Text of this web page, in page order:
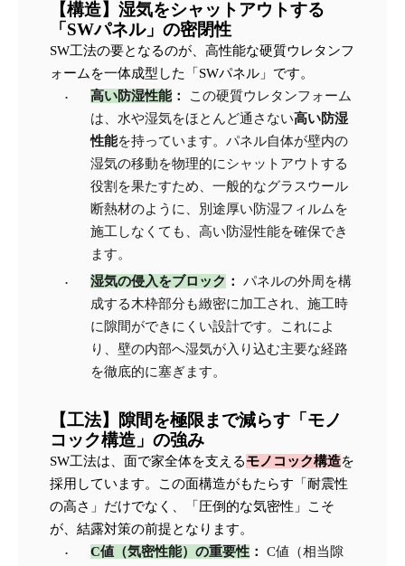
【構造】湿気をシャットアウトする
「SWパネル」の密閉性
SW工法の要となるのが、高性能な硬質ウレタンフ
ォームを一体成型した「SWパネル」です。
高い防湿性能：
この硬質ウレタンフォーム
は、水や湿気をほとんど通さない高い防湿
性能を持っています。パネル自体が壁内の
湿気の移動を物理的にシャットアウトする
役割を果たすため、一般的なグラスウール
断熱材のように、別途厚い防湿フィルムを
施工しなくても、高い防湿性能を確保でき
ます。
湿気の侵入をブロック ：
パネルの外周を構
成する木枠部分も緻密に加工され、施工時
に隙間ができにくい設計です。これによ
り、壁の内部へ湿気が入り込む主要な経路
を徹底的に塞ぎます。
【工法】隙間を極限まで減らす「モノ
コック構造」の強み
SW工法は、面で家全体を支えるモノコック構造を
採用しています。この面構造がもたらす「耐震性
の高さ」だけでなく、「圧倒的な気密性」こそ
が、結露対策の前提となります。
C値（気密性能）の重要性 ：
C値（相当隙